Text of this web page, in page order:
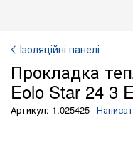
Ізоляційні панелі
Прокладка
Eolo Star 24 3 E
Артикул: 1.025425